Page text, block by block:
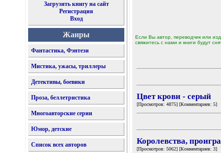
Загрузить книгу на сайт
Регистрация
Вход
Жанры
Фантастика, Фэнтези
Мистика, ужасы, триллеры
Детективы, боевики
Проза, беллетристика
Многоавторские серии
Юмор, детские
Список всех авторов
Если Вы автор, переводчик или
свяжитесь с нами и книги будут
Цвет крови - серый
[Просмотров: 4875] [Комментариев: 5]
Королевства,
[Просмотров: 5062] [Комментариев: 3]